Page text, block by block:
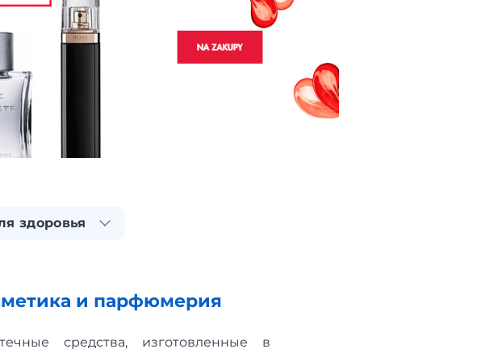
здоровья
и парфюмерия
средства, изготовленные в